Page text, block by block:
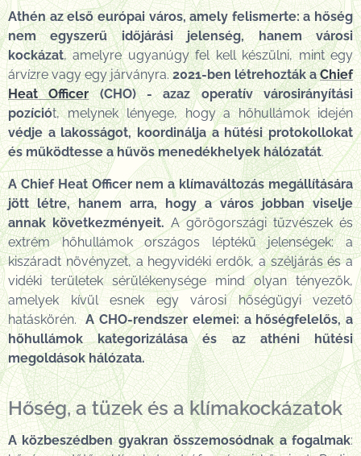
Athén az első európai város, amely felismerte: a hőség
nem egyszerű időjárási jelenség, hanem
városi
kockázat, amelyre ugyanúgy fel kell készülni, mint egy
árvízre vagy egy járványra.2021-ben létrehozták a Chief
Heat Officer(CHO) - azazoperatív városirányítási
pozíciót, melynek lényege, hogy a hőhullámok idején
védje a lakosságot, koordinálja a hűtési protokollokat
és működtesse a hűvös menedékhelyek hálózatát.
A Chief Heat Officer nem a klímaváltozás megállítására
jött létre, hanem arra, hogy a város jobban viselje
annak következményeit. A görögországi tűzvészek és
extrém hőhullámok országos léptékű jelenségek: a
kiszáradt növényzet, a hegyvidéki erdők, a széljárás és a
vidéki területek sérülékenysége mind olyan tényezők,
amelyek kívül esnek egy városi hőségügyi vezető
hatáskörén.A CHO-rendszer elemei: a hőségfelelős, a
hőhullámok kategorizálása és az athéni hűtési
megoldások hálózata.
Hőség, a tüzek és a klímakockázatok
A közbeszédben gyakran összemosódnak a fogalmak: